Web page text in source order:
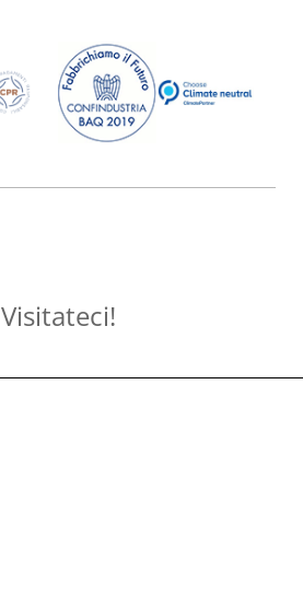
Visitateci!